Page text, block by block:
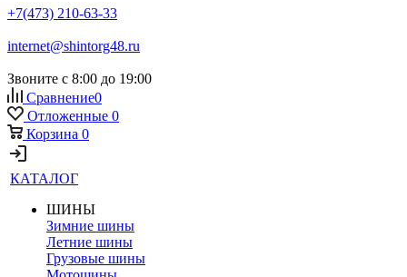
+7(473) 210-63-33
internet@shintorg48.ru
Звоните с 8:00 до 19:00
Сравнение0
Отложенные 0
Корзина 0
КАТАЛОГ
ШИНЫ
Зимние шины
Летние шины
Грузовые шины